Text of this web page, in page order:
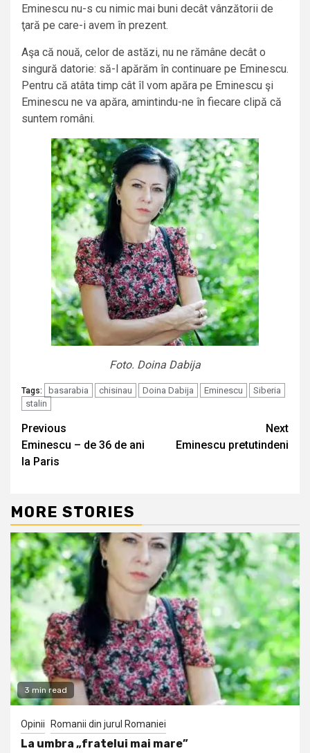
Eminescu nu-s cu nimic mai buni decât vânzătorii de
ţară pe care-i avem în prezent.
Aşa că nouă, celor de astăzi, nu ne rămâne decât o
singură datorie: să-l apărăm în continuare pe Eminescu.
Pentru că atâta timp cât îl vom apăra pe Eminescu şi
Eminescu ne va apăra, amintindu-ne în fiecare clipă că
suntem români.
Foto. Doina Dabija
Tags: basarabia chisinau Doina Dabija Eminescu
Siberia
stalin
Continue
Reading
Previous
Eminescu – de 36 de ani
la Paris
Next
Eminescu pretutindeni
MORE STORIES
3 min read
Opinii Romanii din jurul Romaniei
La umbra „fratelui mai mare”